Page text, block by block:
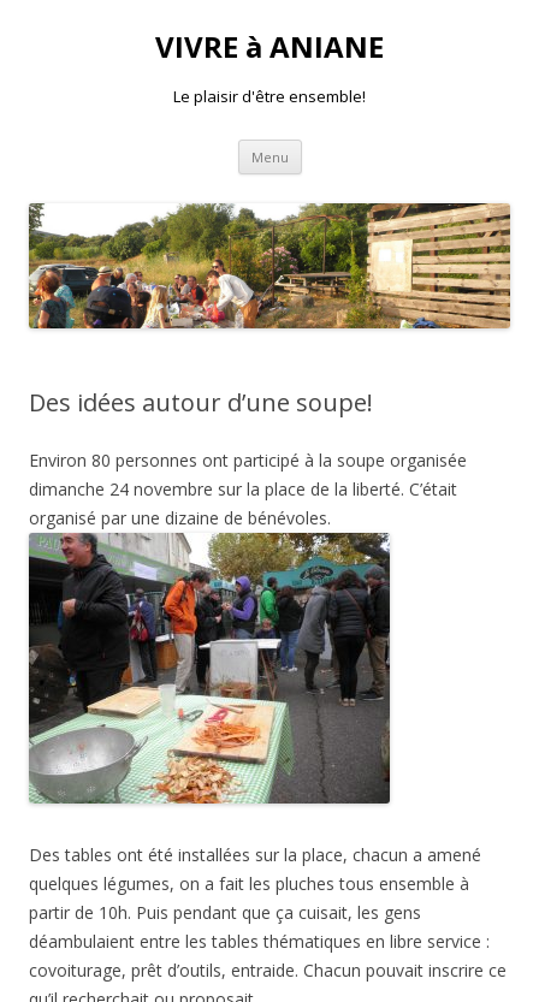
VIVRE à ANIANE
Le plaisir d'être ensemble!
Menu Aller
contenu
Des idées autour d’une soupe!
Environ 80 personnes ont participé à la soupe organisée
dimanche 24 novembre sur la place de la liberté. C’était
organisé par une dizaine de bénévoles.
Des tables ont été installées sur la place, chacun a amené
quelques légumes, on a fait les pluches tous ensemble à
partir de 10h. Puis pendant que ça cuisait, les gens
déambulaient entre les tables thématiques en libre service :
covoiturage, prêt d’outils, entraide. Chacun pouvait inscrire ce